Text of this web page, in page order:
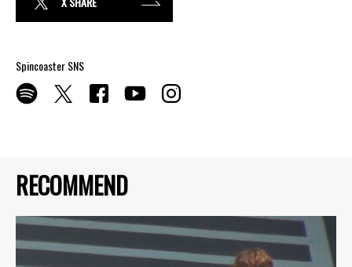
RECOMMEND
Spincoaster SNS